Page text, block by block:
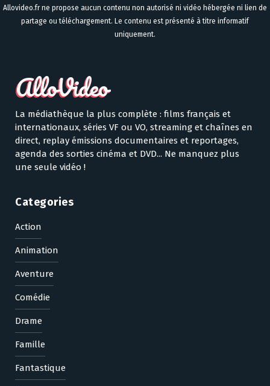
Allovideo.fr ne propose aucun contenu non autorisé ni vidéo hébergée ni lien de
partage ou téléchargement. Le contenu est présenté à titre informatif
uniquement.
La médiathèque la plus complète : films français et
internationaux, séries VF ou VO, streaming et chaînes en
direct, replay émissions documentaires et reportages,
agenda des sorties cinéma et DVD... Ne manquez plus
une seule vidéo !
Categories
Action
Animation
Aventure
Comédie
Drame
Famille
Fantastique